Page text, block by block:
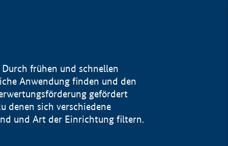
frühen und schnellen
Anwendung finden und den
gefördert
denen sich verschiedene
und Art der Einrichtung filtern.